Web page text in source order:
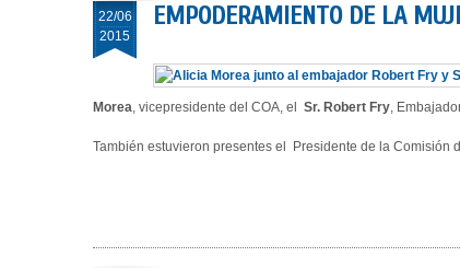
22/06
2015
EMPODERAMIENTO DE LA
Morea, vicepresidente del COA, el Sr. Robert Fry,
También estuvieron presentes el Presidente de la